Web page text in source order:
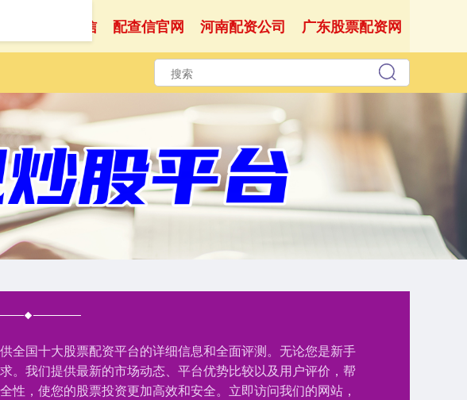
配查信 配查信官网 河南配资公司 广东股票配资网
全国十大股票配资平台的详细信息和全面评测。无论您是新手
。我们提供最新的市场动态、平台优势比较以及用户评价，帮
，使您的股票投资更加高效和安全。立即访问我们的网站，